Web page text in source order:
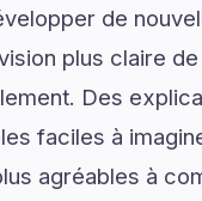
de
plus claire
Des
faciles à
agréables à